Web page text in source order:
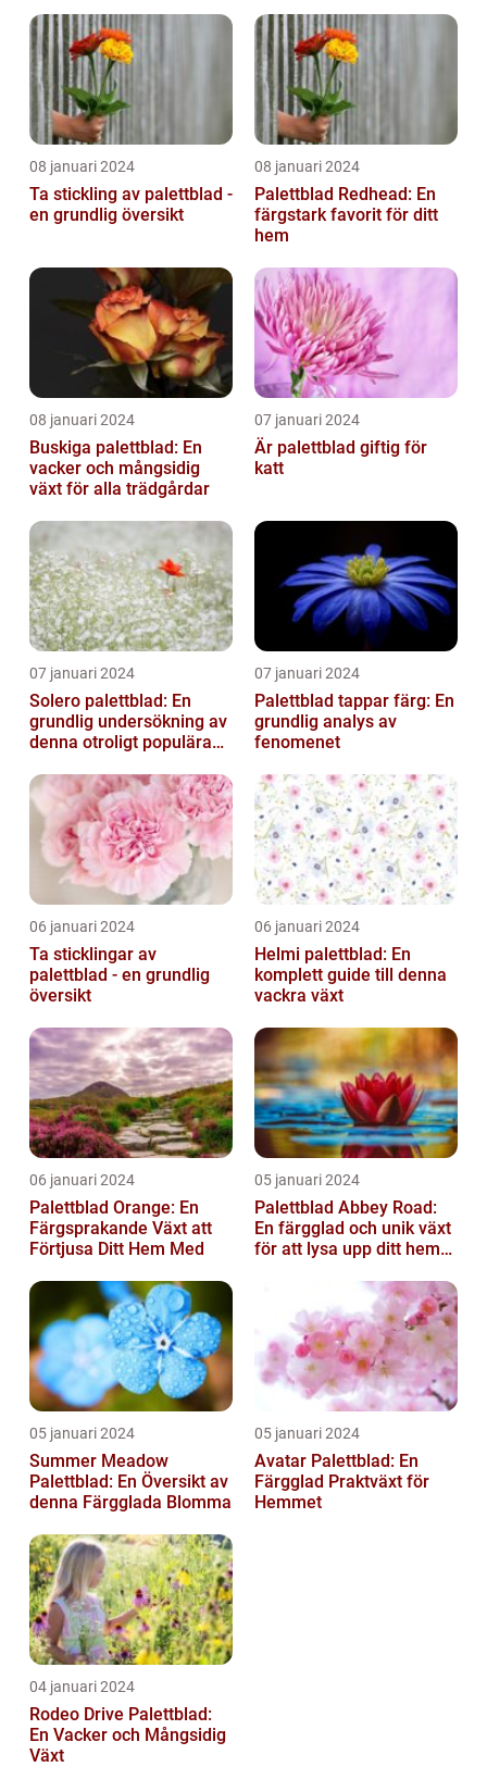
08 januari 2024
Ta stickling av palettblad -
en grundlig översikt
08 januari 2024
Palettblad Redhead: En
färgstark favorit för ditt
hem
08 januari 2024
Buskiga palettblad: En
vacker och mångsidig
växt för alla trädgårdar
07 januari 2024
Är palettblad giftig för
katt
07 januari 2024
Solero palettblad: En
grundlig undersökning av
denna otroligt populära
07 januari 2024
Palettblad tappar färg: En
grundlig analys av
fenomenet
06 januari 2024
Ta sticklingar av
palettblad - en grundlig
översikt
06 januari 2024
Helmi palettblad: En
komplett guide till denna
vackra växt
06 januari 2024
Palettblad Orange: En
Färgsprakande Växt att
Förtjusa Ditt Hem Med
05 januari 2024
Palettblad Abbey Road:
En färgglad och unik växt
för att lysa upp ditt hem
05 januari 2024
Summer Meadow
Palettblad: En Översikt av
denna Färgglada Blomma
05 januari 2024
Avatar Palettblad: En
Färgglad Praktväxt för
Hemmet
04 januari 2024
Rodeo Drive Palettblad:
En Vacker och Mångsidig
Växt